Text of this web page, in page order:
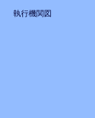
執行機関図